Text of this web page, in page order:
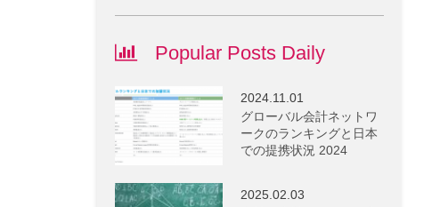
Popular Posts Daily
2024.11.01
グローバル会計ネットワ
ークのランキングと日本
での提携状況 2024
2025.02.03